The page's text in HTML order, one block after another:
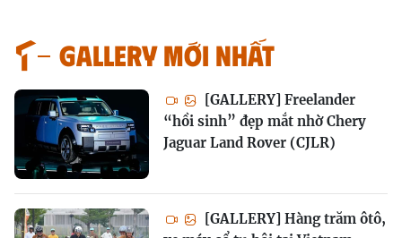
GALLERY MỚI NHẤT
[GALLERY] Freelander
“hồi sinh” đẹp mắt nhờ Chery
Jaguar Land Rover (CJLR)
[GALLERY] Hàng trăm ôtô,